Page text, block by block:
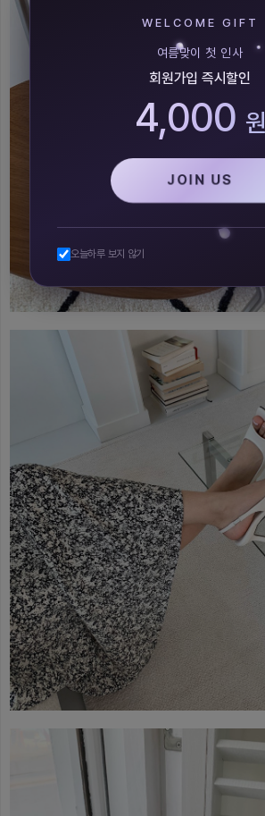
WELCOME GIFT
여름맞이 첫 인사
회원가입 즉시할인
4,000 원
JOIN US
오늘하루 보지 않기